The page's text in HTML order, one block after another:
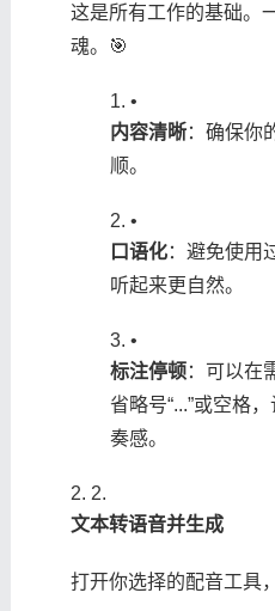
这是所有工作的基础。
魂。🎯
•
​内容清晰​：确保你
顺。
•
​口语化​：避免使用
听起来更自然。
•
​标注停顿​：可以在
省略号“...”或空格
奏感。
2.
​文本转语音并生成​
打开你选择的配音工具